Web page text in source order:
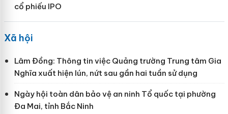
cổ phiếu IPO
Xã hội
Lâm Đồng: Thông tin việc Quảng trường Trung tâm Gia
Nghĩa xuất hiện lún, nứt sau gần hai tuần sử dụng
Ngày hội toàn dân bảo vệ an ninh Tổ quốc tại phường
Đa Mai, tỉnh Bắc Ninh